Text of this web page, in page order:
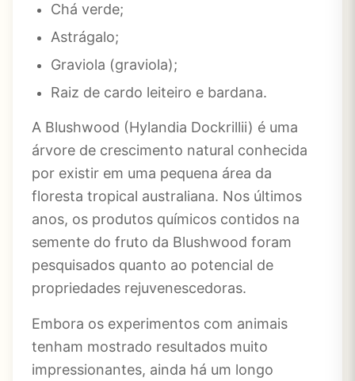
Chá verde;
Astrágalo;
Graviola (graviola);
Raiz de cardo leiteiro e bardana.
A Blushwood (Hylandia Dockrillii) é uma
árvore de crescimento natural conhecida
por existir em uma pequena área da
floresta tropical australiana. Nos últimos
anos, os produtos químicos contidos na
semente do fruto da Blushwood foram
pesquisados ​​quanto ao potencial de
propriedades rejuvenescedoras.
Embora os experimentos com animais
tenham mostrado resultados muito
impressionantes, ainda há um longo